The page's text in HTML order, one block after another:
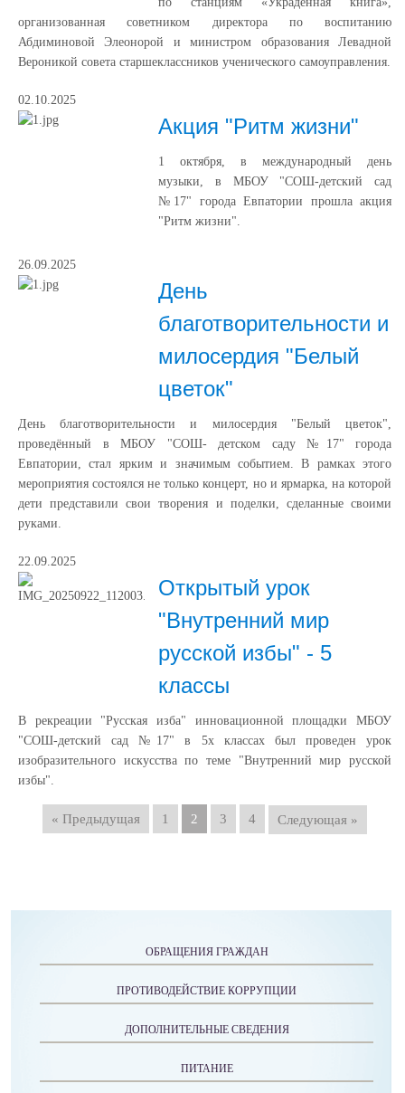
организованная советником директора по воспитанию
Абдиминовой Элеонорой и министром образования Левадной
Вероникой совета старшеклассников ученического самоуправления.
02.10.2025
Акция "Ритм жизни"
1 октября, в международный день
музыки, в МБОУ "СОШ-детский сад
№17" города Евпатории прошла акция
"Ритм жизни".
26.09.2025
День
благотворительности и
милосердия "Белый
цветок"
День благотворительности и милосердия "Белый цветок",
проведённый в МБОУ "СОШ- детском саду №17" города
Евпатории, стал ярким и значимым событием. В рамках этого
мероприятия состоялся не только концерт, но и ярмарка, на которой
дети представили свои творения и поделки, сделанные своими
руками.
22.09.2025
Открытый урок
"Внутренний мир
русской избы" - 5
классы
В рекреации "Русская изба" инновационной площадки МБОУ
"СОШ-детский сад №17" в 5х классах был проведен урок
изобразительного искусства по теме "Внутренний мир русской
избы".
« Предыдущая 1 2 3 4 Следующая »
ОБРАЩЕНИЯ ГРАЖДАН
ПРОТИВОДЕЙСТВИЕ КОРРУПЦИИ
ДОПОЛНИТЕЛЬНЫЕ СВЕДЕНИЯ
ПИТАНИЕ